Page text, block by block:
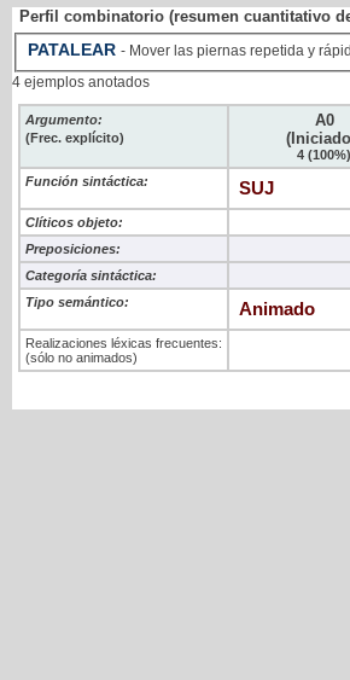
Perfil combinatorio (resumen cuantitativo
PATALEAR - Mover las piernas repetida y
4 ejemplos anotados
Argumento:
(Frec. explícito)
A0
4 (100%)
Función sintáctica:
SUJ
Clíticos objeto:
Preposiciones:
Categoría sintáctica:
Tipo semántico:
Animado
Realizaciones léxicas frecuentes:
(sólo no animados)